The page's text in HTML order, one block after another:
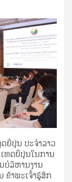
ຍີ່ປຸ່ນ ປະຈໍາລາວ
ທດຍີ່ປຸ່ນໃນການ
ບໍລິຫານງານ
ຂ້າພະເຈົ້າຮູ້ສຶກ